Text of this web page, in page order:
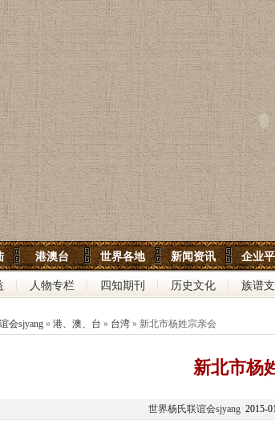
港澳台 世界各地 新闻资讯 企业
人物专栏 四知期刊 历史文化 族谱
会sjyang » 港、澳、台 » 台湾 » 新北市杨姓宗亲会
新北市杨
世界杨氏联谊会sjyang 2015-